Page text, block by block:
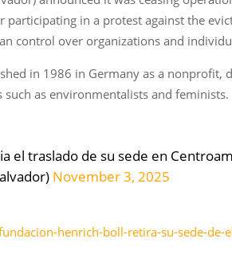
in a protest against the
control over organizations and
in 1986 in Germany as a
as environmentalists and feminists.
el traslado de su sede en
November 3, 2025
henrich-boll-retira-su-sede-de-